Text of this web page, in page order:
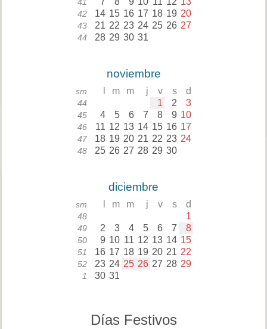
42 14 15 16 17 18 19 20
43 21 22 23 24 25 26 27
44 28 29 30 31
noviembre
sm m m j v s d
44 1 2 3
45 4 5 6 7 8 9 10
46 11 12 13 14 15 16 17
47 18 19 20 21 22 23 24
48 25 26 27 28 29 30
diciembre
sm m m j v s d
48 1
49 2 3 4 5 6 7 8
50 9 10 11 12 13 14 15
51 16 17 18 19 20 21 22
52 23 24 25 26 27 28 29
1 30 31
Días Festivos